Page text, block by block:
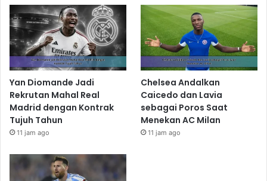
Yan Diomande Jadi
Rekrutan Mahal Real
Madrid dengan Kontrak
Tujuh Tahun
11 jam ago
Chelsea Andalkan
Caicedo dan Lavia
sebagai Poros Saat
Menekan AC Milan
11 jam ago